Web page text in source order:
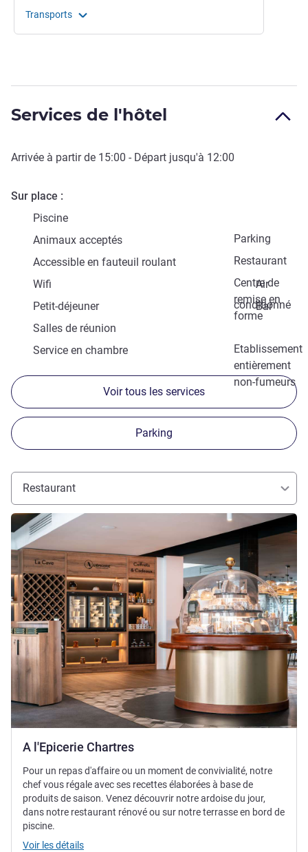
Transports
Services de l'hôtel
Arrivée à partir de 15:00 - Départ jusqu'à 12:00
Sur place
Piscine
Parking
Animaux acceptés
Restaurant
Accessible en fauteuil roulant
Centre de
remise en
forme
Wifi
Air
conditionné
Petit-déjeuner
Bar
Salles de réunion
Etablissement
entièrement
non-fumeurs
Service en chambre
Voir tous les services
Parking
Restaurant
A l'Epicerie Chartres
Voir les détails
Pour un repas d'affaire ou un moment de convivialité, notre
chef vous régale avec ses recettes élaborées à base de
produits de saison. Venez découvrir notre ardoise du jour,
dans notre restaurant rénové ou sur notre terrasse en bord de
piscine.
Voir les détails